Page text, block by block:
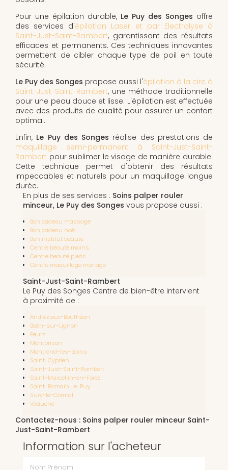
Pour une épilation durable, Le Puy des Songes offre
des services d'épilation Laser et par Electrolyse à
Saint-Just-Saint-Rambert, garantissant des résultats
efficaces et permanents. Ces techniques innovantes
permettent de cibler chaque type de poil en toute
sécurité.
Le Puy des Songes propose aussi l'épilation à la cire à
Saint-Just-Saint-Rambert, une méthode traditionnelle
pour une peau douce et lisse. L'épilation est effectuée
avec des produits de qualité pour assurer un confort
optimal.
Enfin, Le Puy des Songes réalise des prestations de
maquillage semi-permanent à Saint-Just-Saint-
Rambert pour sublimer le visage de manière durable.
Cette technique permet d'obtenir des résultats
impeccables et naturels pour un maquillage longue
durée.
En plus de ses services : Soins palper rouler
minceur, Le Puy des Songes vous propose aussi :
Bon cadeau massage
Bon cadeau noël
Bon institut beauté
Centre beauté mains
Centre beauté pieds
Centre maquillage mariage
Saint-Just-Saint-Rambert
Le Puy des Songes Centre de bien-être intervient
à proximité de :
Andrézieux-Bouthéon
Boën-sur-Lignon
Feurs
Montbrison
Montrond-les-Bains
Saint-Cyprien
Saint-Just-Saint-Rambert
Saint-Marcellin-en-Forez
Saint-Romain-le-Puy
Sury-le-Comtal
Veauche
Contactez-nous : Soins palper rouler minceur Saint-
Just-Saint-Rambert
Information sur l'acheteur